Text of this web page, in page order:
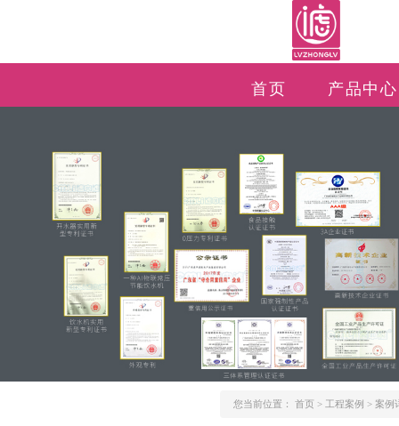
首页 产品中心
您当前位置： 首页 > 工程案例 > 案例